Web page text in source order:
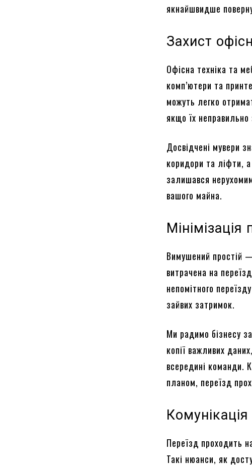
якнайшвидше
Захист
Офісна техніка та
комп’ютери та
можуть легко
якщо їх
Досвідчені мувери
коридори та ліфти,
залишався
вашого майна.
Вимушений простій
витрачена на
непомітного
зайвих затримок.
Ми радимо бізнесу
копії важливих
всередині команди.
планом, переїзд
Переїзд проходить
Такі нюанси, як